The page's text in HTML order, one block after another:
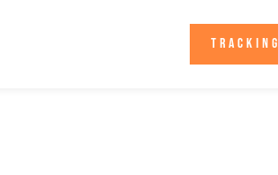
Tracking